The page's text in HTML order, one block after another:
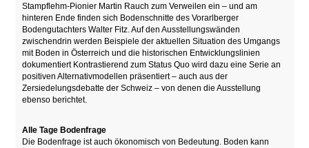
Stampflehm-Pionier Martin Rauch zum Verweilen ein – und am
hinteren Ende finden sich Bodenschnitte des Vorarlberger
Bodengutachters Walter Fitz. Auf den Ausstellungswänden
zwischendrin werden Beispiele der aktuellen Situation des Umgangs
mit Boden in Österreich und die historischen Entwicklungslinien
dokumentiert Kontrastierend zum Status Quo wird dazu eine Serie an
positiven Alternativmodellen präsentiert – auch aus der
Zersiedelungsdebatte der Schweiz – von denen die Ausstellung
ebenso berichtet.
Alle Tage Bodenfrage
Die Bodenfrage ist auch ökonomisch von Bedeutung. Boden kann